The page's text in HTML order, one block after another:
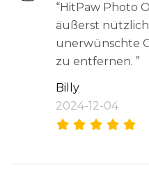
“HitPaw Photo
äußerst
unerwünschte
zu entfernen. ”
Billy
2024-12-04